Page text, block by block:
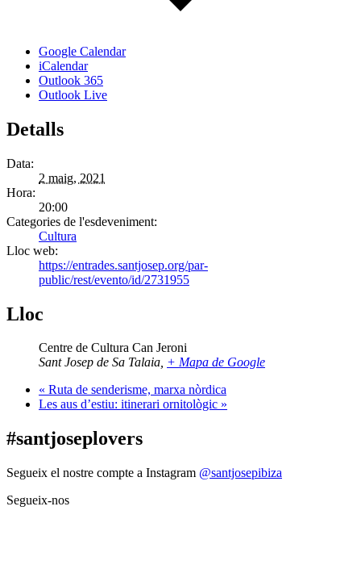
Google Calendar
iCalendar
Outlook 365
Outlook Live
Detalls
Data:
2 maig, 2021
Hora:
20:00
Categories de l'esdeveniment:
Cultura
Lloc web:
https://entrades.santjosep.org/par-
public/rest/evento/id/2731955
Lloc
Centre de Cultura Can Jeroni
Sant Josep de Sa Talaia, + Mapa de Google
« Ruta de senderisme, marxa nòrdica
Les aus d’estiu: itinerari ornitològic »
#santjoseplovers
Segueix el nostre compte a Instagram @santjosepibiza
Segueix-nos